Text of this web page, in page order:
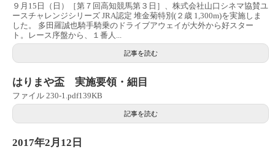
９月15日（日）［第７回高知競馬第３日］、株式会社山口シネマ協賛ユ
ースチャレンジシリーズ JRA認定 堆金菊特別(２歳 1,300m)を実施しま
した。 多田羅誠也騎手騎乗のドライブアウェイが大外から好スター
ト。レース序盤から、１番人...
記事を読む
はりまや盃 実施要領・細目
ファイル 230-1.pdf139KB
記事を読む
2017年2月12日